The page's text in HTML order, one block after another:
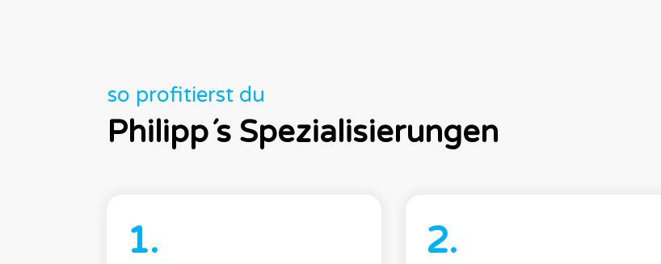
so profitierst du
Philipp´s Spezialisierungen
1. 2.